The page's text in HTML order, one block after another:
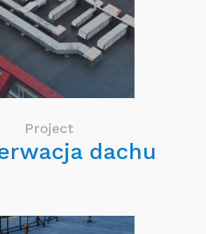
Project
dachu